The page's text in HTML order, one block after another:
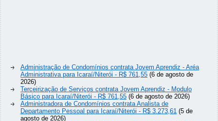
Administração de Condomínios contrata Jovem Aprendiz - Aréa
Administrativa para Icaraí/Niterói - R$ 761,55 (6 de agosto de
2026)
Terceirização de Serviços contrata Jovem Aprendiz - Modulo
Básico para Icaraí/Niterói - R$ 761,55 (6 de agosto de 2026)
Administradora de Condomínios contrata Analista de
Departamento Pessoal para Icaraí/Niterói - R$ 3.273,61 (5 de
agosto de 2026)